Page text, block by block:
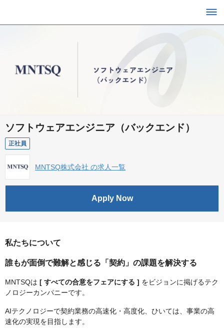
ソフトウェアエンジニア（バックエンド）
正社員
MNTSQ株式会社 の求人一覧
Apply Now
私たちについて
誰もが面倒で難解と感じる「契約」の課題を解決する
MNTSQは [ すべての合意をフェアにする ] をビジョンに掲げるテク
ノロジーカンパニーです。
AIテクノロジーで契約業務の高速化・高度化、ひいては、事業の高
速化の実現を目指します。